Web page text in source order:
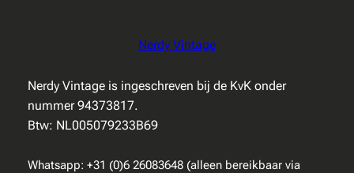
Nerdy Vintage
Nerdy Vintage is ingeschreven bij de KvK onder
nummer 94373817.
Btw: NL005079233B69
Whatsapp: +31 (0)6 26083648 (alleen bereikbaar via